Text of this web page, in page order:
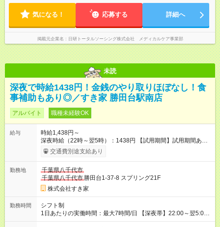
気になる！ 応募する 詳細へ
掲載元企業名 日研トータルソーシング株式会社 メディカルケア事業部
未読
深夜で時給1438円！金銭のやり取りほぼなし！食
事補助もあり◎／すき家 勝田台駅南店
アルバイト 職種未経験OK
給与
時給1,438円～
深夜時給（22時～翌5時）：1438円 【試用期間】試用期間あり
試用期間の長さ：1ヶ月 雇用形態、給与は本採用時と同じです。
試用期間の実態は30日（※条件変更なし）ですが、切り上げで
同時給）
交通費別途支給あり
勤務地
千葉県八千代市
千葉県八千代市 勝田台1-37-8 スプリング21F
株式会社すき家
勤務時間
シフト制
1日あたりの実働時間：最大7時間/日 【深夜帯】22:00～翌5:00
週2日～・1日2h～OK◎ ※22:00から翌5:00までは18歳以上の方